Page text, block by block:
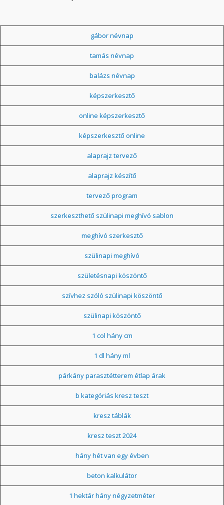
gábor névnap
tamás névnap
balázs névnap
képszerkesztő
online képszerkesztő
képszerkesztő online
alaprajz tervező
alaprajz készítő
tervező program
szerkeszthető szülinapi meghívó sablon
meghívó szerkesztő
szülinapi meghívó
születésnapi köszöntő
szívhez szóló szülinapi köszöntő
szülinapi köszöntő
1 col hány cm
1 dl hány ml
párkány parasztétterem étlap árak
b kategóriás kresz teszt
kresz táblák
kresz teszt 2024
hány hét van egy évben
beton kalkulátor
1 hektár hány négyzetméter